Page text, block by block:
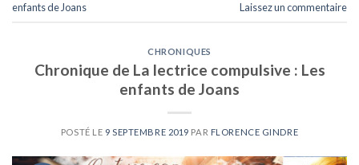
enfants de Joans
Laissez un commentaire
CHRONIQUES
Chronique de La lectrice compulsive : Les
enfants de Joans
POSTÉ LE 9 SEPTEMBRE 2019 PAR FLORENCE GINDRE